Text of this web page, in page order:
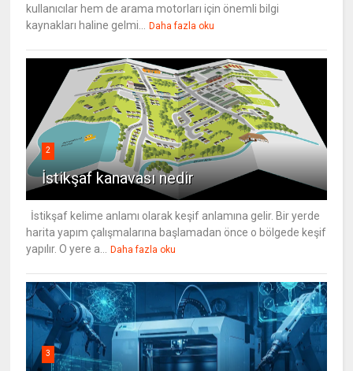
kullanıcılar hem de arama motorları için önemli bilgi
kaynakları haline gelmi...
Daha fazla oku
2
İstikşaf kanavası nedir
İstikşaf kelime anlamı olarak keşif anlamına gelir. Bir yerde
harita yapım çalışmalarına başlamadan önce o bölgede keşif
yapılır. O yere a...
Daha fazla oku
3